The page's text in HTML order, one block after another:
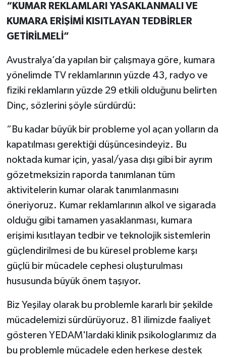
“KUMAR REKLAMLARI YASAKLANMALI VE
KUMARA ERİŞİMİ KISITLAYAN TEDBİRLER
GETİRİLMELİ”
Avustralya’da yapılan bir çalışmaya göre, kumara
yönelimde TV reklamlarının yüzde 43, radyo ve
fiziki reklamların yüzde 29 etkili olduğunu belirten
Dinç, sözlerini şöyle sürdürdü:
“Bu kadar büyük bir probleme yol açan yolların da
kapatılması gerektiği düşüncesindeyiz. Bu
noktada kumar için, yasal/yasa dışı gibi bir ayrım
gözetmeksizin raporda tanımlanan tüm
aktivitelerin kumar olarak tanımlanmasını
öneriyoruz. Kumar reklamlarının alkol ve sigarada
olduğu gibi tamamen yasaklanması, kumara
erişimi kısıtlayan tedbir ve teknolojik sistemlerin
güçlendirilmesi de bu küresel probleme karşı
güçlü bir mücadele cephesi oluşturulması
hususunda büyük önem taşıyor.
Biz Yeşilay olarak bu problemle kararlı bir şekilde
mücadelemizi sürdürüyoruz. 81 ilimizde faaliyet
gösteren YEDAM'lardaki klinik psikologlarımız da
bu problemle mücadele eden herkese destek